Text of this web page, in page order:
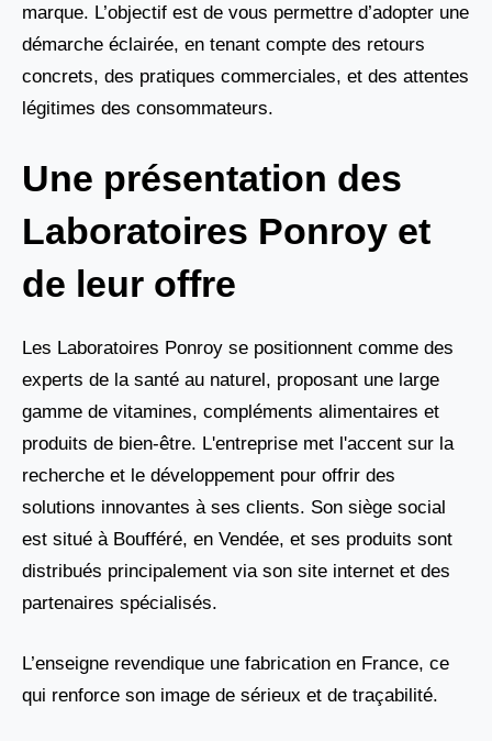
marque. L’objectif est de vous permettre d’adopter une
démarche éclairée, en tenant compte des retours
concrets, des pratiques commerciales, et des attentes
légitimes des consommateurs.
Une présentation des
Laboratoires Ponroy et
de leur offre
Les Laboratoires Ponroy se positionnent comme des
experts de la santé au naturel, proposant une large
gamme de vitamines, compléments alimentaires et
produits de bien-être. L'entreprise met l'accent sur la
recherche et le développement pour offrir des
solutions innovantes à ses clients. Son siège social
est situé à Boufféré, en Vendée, et ses produits sont
distribués principalement via son site internet et des
partenaires spécialisés.
L’enseigne revendique une fabrication en France, ce
qui renforce son image de sérieux et de traçabilité.